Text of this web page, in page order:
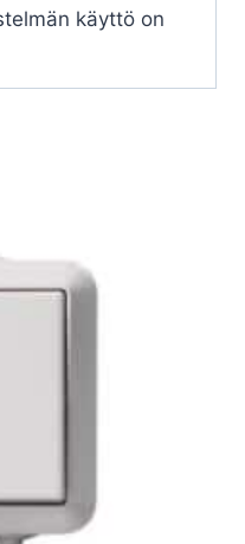
käyttö on